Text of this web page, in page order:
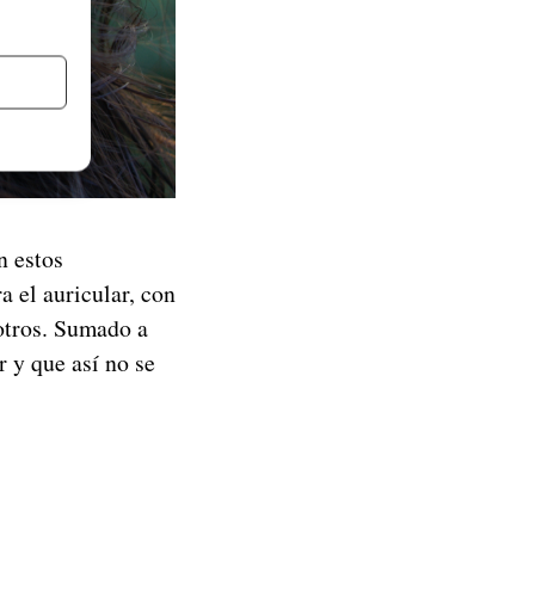
estos
el auricular, con
Sumado a
y que así no se